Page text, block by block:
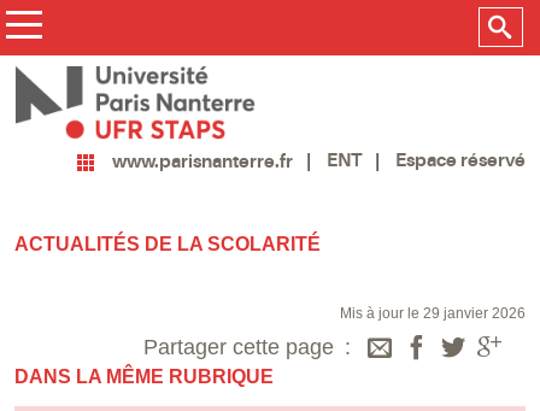
www.parisnanterre.fr ENT Espace réservé
ACTUALITÉS DE LA SCOLARITÉ
Mis à jour le 29 janvier 2026
Partager cette page
DANS LA MÊME RUBRIQUE